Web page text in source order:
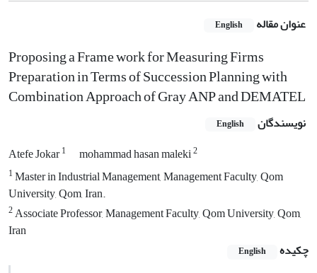
عنوان مقاله English
Proposing a Frame work for Measuring Firms
Preparation in Terms of Succession Planning with
Combination Approach of Gray ANP and DEMATEL
نویسندگان English
Atefe Jokar1 mohammad hasan maleki2
1Master in Industrial Management, Management Faculty, Qom
University, Qom, Iran.
2Associate Professor, Management Faculty, Qom University, Qom,
Iran
چکیده
English